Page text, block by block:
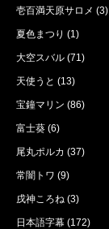
壱百満天原サロメ (3)
夏色まつり (1)
大空スバル (71)
天使うと (13)
宝鐘マリン (86)
富士葵 (6)
尾丸ポルカ (37)
常闇トワ (9)
戌神ころね (3)
日本語字幕 (172)